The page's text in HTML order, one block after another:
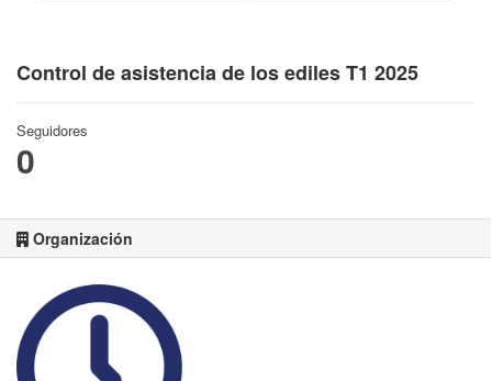
Control de asistencia de los ediles T1 2025
Seguidores
0
Organización